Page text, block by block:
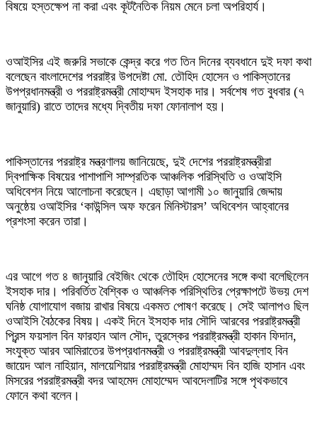
বিষয়ে হস্তক্ষেপ না করা এবং কূটনৈতিক নিয়ম মেনে চলা অপরিহার্য।
‎ওআইসির এই জরুরি সভাকে কেন্দ্র করে গত তিন দিনের ব্যবধানে দুই দফা কথা
বলেছেন বাংলাদেশের পররাষ্ট্র উপদেষ্টা মো. তৌহিদ হোসেন ও পাকিস্তানের
উপপ্রধানমন্ত্রী ও পররাষ্ট্রমন্ত্রী মোহাম্মদ ইসহাক দার। সর্বশেষ গত বুধবার (৭
জানুয়ারি) রাতে তাদের মধ্যে দ্বিতীয় দফা ফোনালাপ হয়।
‎পাকিস্তানের পররাষ্ট্র মন্ত্রণালয় জানিয়েছে, দুই দেশের পররাষ্ট্রমন্ত্রীরা
দ্বিপাক্ষিক বিষয়ের পাশাপাশি সাম্প্রতিক আঞ্চলিক পরিস্থিতি ও ওআইসি
অধিবেশন নিয়ে আলোচনা করেছেন। এছাড়া আগামী ১০ জানুয়ারি জেদ্দায়
অনুষ্ঠেয় ওআইসির ‘কাউন্সিল অফ ফরেন মিনিস্টারস’ অধিবেশন আহ্বানের
প্রশংসা করেন তারা।
‎এর আগে গত ৪ জানুয়ারি বেইজিং থেকে তৌহিদ হোসেনের সঙ্গে কথা বলেছিলেন
ইসহাক দার। পরিবর্তিত বৈশ্বিক ও আঞ্চলিক পরিস্থিতির প্রেক্ষাপটে উভয় দেশ
ঘনিষ্ঠ যোগাযোগ বজায় রাখার বিষয়ে একমত পোষণ করেছে। সেই আলাপও ছিল
ওআইসি বৈঠকের বিষয়। একই দিনে ইসহাক দার সৌদি আরবের পররাষ্ট্রমন্ত্রী
প্রিন্স ফয়সাল বিন ফারহান আল সৌদ, তুরস্কের পররাষ্ট্রমন্ত্রী হাকান ফিদান,
সংযুক্ত আরব আমিরাতের উপপ্রধানমন্ত্রী ও পররাষ্ট্রমন্ত্রী আবদুল্লাহ বিন
জায়েদ আল নাহিয়ান, মালয়েশিয়ার পররাষ্ট্রমন্ত্রী মোহাম্মদ বিন হাজি হাসান এবং
মিসরের পররাষ্ট্রমন্ত্রী বদর আহমেদ মোহাম্মেদ আবদেলাটির সঙ্গে পৃথকভাবে
ফোনে কথা বলেন।